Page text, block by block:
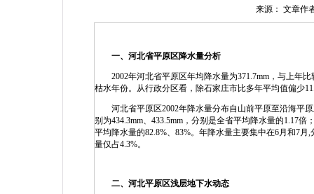
来源： 文章作
一、河北省平原区降水量分析
2002年河北省平原区年均降水量为371.7mm，与上年比
枯水年份。从行政分区看，除石家庄市比多年平均值偏少
河北省平原区2002年降水量分布自山前平原至沿海平原
别为434.3mm、433.5mm，分别是全省平均降水量的1.17
平均降水量的82.8%、83%。年降水量主要集中在6月和7
量仅占4.3%。
二、河北平原区浅层地下水动态